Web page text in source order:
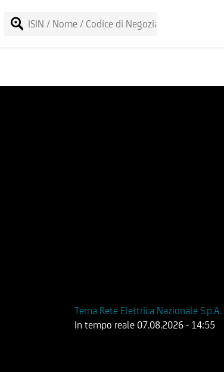
Terna Rete Elettrica Nazionale S.p.A.
In tempo reale 07.08.2026 - 14:55